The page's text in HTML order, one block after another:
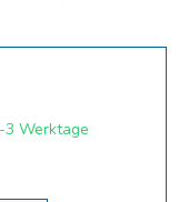
3 Werktage